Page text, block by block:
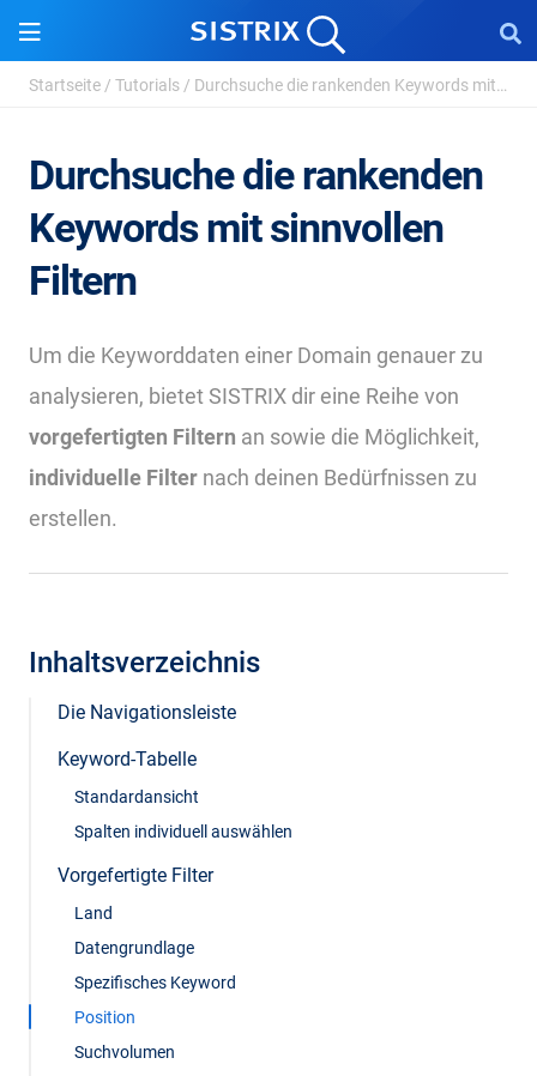
Startseite / Tutorials / Durchsuche die rankenden Keywords mit sinnvollen F...
Durchsuche die rankenden
Keywords mit sinnvollen
Filtern
Um die Keyworddaten einer Domain genauer zu
analysieren, bietet SISTRIX dir eine Reihe von
vorgefertigten Filtern an sowie die Möglichkeit,
individuelle Filter nach deinen Bedürfnissen zu
erstellen.
Inhaltsverzeichnis
Die Navigationsleiste
Keyword-Tabelle
Standardansicht
Spalten individuell auswählen
Vorgefertigte Filter
Land
Datengrundlage
Spezifisches Keyword
Position
Suchvolumen